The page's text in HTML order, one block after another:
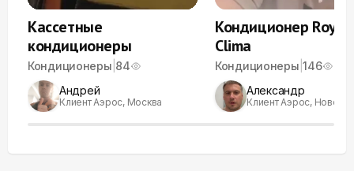
Кассетные
кондиционеры
Кондиционеры 84
Андрей
Клиент Аэрос, Москва
Кондиционер Royal
Clima
Кондиционеры |146
Александр
Клиент Аэрос,